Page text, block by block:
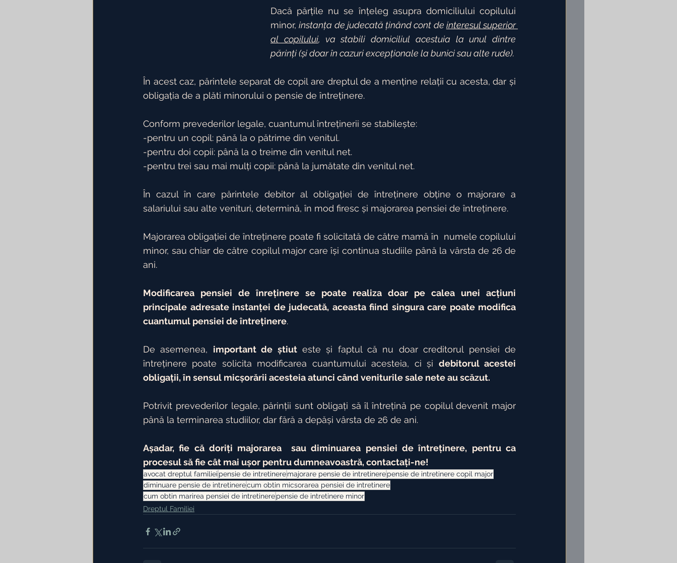
Dacă părțile nu se înțeleg asupra domiciliului copilului
minor, instanța de judecată ținând cont de interesul superior
al copilului, va stabili domiciliul acestuia la unul dintre
părinți (și doar în cazuri excepționale la bunici sau alte rude).
În acest caz, părintele separat de copil are dreptul de a menține relații cu acesta, dar și
obligația de a plăti minorului o pensie de întreținere.
Conform prevederilor legale, cuantumul întreținerii se stabilește:
-pentru un copil: până la o pătrime din venitul.
-pentru doi copii: până la o treime din venitul net.
-pentru trei sau mai mulți copii: până la jumătate din venitul net.
În cazul în care părintele debitor al obligației de întreținere obține o majorare a
salariului sau alte venituri, determină, în mod firesc și majorarea pensiei de întreținere.
Majorarea obligației de întreținere poate fi solicitată de către mamă în  numele copilului
minor, sau chiar de către copilul major care își continua studiile până la vârsta de 26 de
ani.
Modificarea pensiei de înreținere se poate realiza doar pe calea unei acțiuni
principale adresate instanței de judecată, aceasta fiind singura care poate modifica
cuantumul pensiei de întreținere.
De asemenea, important de știut este și faptul că nu doar creditorul pensiei de
întreținere poate solicita modificarea cuantumului acesteia, ci și debitorul acestei
obligații, în sensul micșorării acesteia atunci când veniturile sale nete au scăzut.
Potrivit prevederilor legale, părinții sunt obligați să îl întrețină pe copilul devenit major
până la terminarea studiilor, dar fără a depăși vârsta de 26 de ani.
Așadar, fie că doriți majorarea  sau diminuarea pensiei de întreținere, pentru ca
procesul să fie cât mai ușor pentru dumneavoastră, contactați-ne!
avocat dreptul familiei pensie de intretineremajorare pensie de intretinerepensie de intretinere copil major
diminuare pensie de intretinerecum obtin micsorarea pensiei de intretinere
cum obtin marirea pensiei de intretinerepensie de intretinere minor
Dreptul Familiei